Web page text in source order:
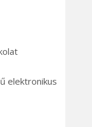
elektronikus